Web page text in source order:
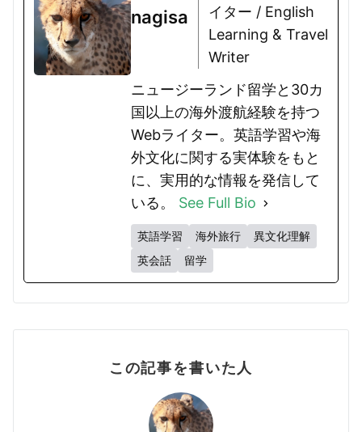
nagisa
イター / English
Learning & Travel
Writer
ニュージーランド留学と30カ
国以上の海外渡航経験を持つ
Webライター。英語学習や海
外文化に関する実体験をもと
に、実用的な情報を発信して
いる。 See Full Bio
英語学習 海外旅行
異文化理解
英会話
留学
この記事を書いた人